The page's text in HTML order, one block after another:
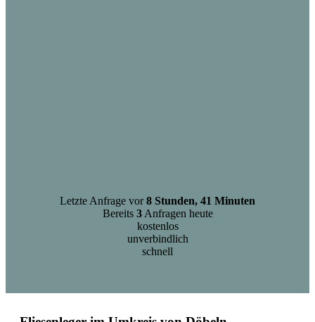
Letzte Anfrage vor8 Stunden, 41 Minuten
Bereits 3Anfragen heute
kostenlos
unverbindlich
schnell